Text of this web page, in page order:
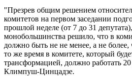
"Презрев общим решением
комитетов на первом заседании
прошлой неделе (от 7 до 31
монобольшинства решило, что в
должно быть не не менее, а не
то же время в комитете, который
трансформацией, должно работать
Климпуш-Цинцадзе.